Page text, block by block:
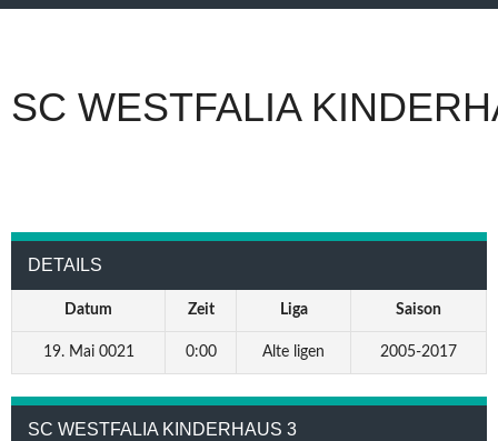
SC WESTFALIA
DETAILS
Datum Zeit Liga Saison
19. Mai 0021 0:00 Alte ligen 2005-2017
SC WESTFALIA KINDERHAUS 3